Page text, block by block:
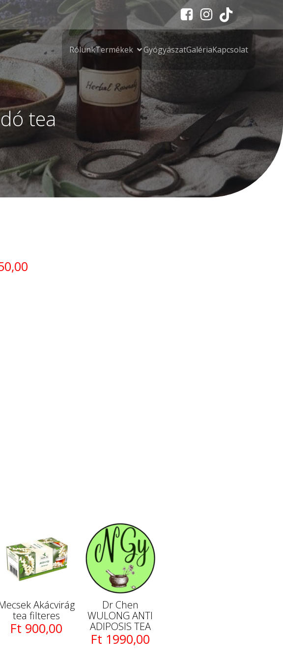
RólunkTermékek GyógyászatGalériaKapcsolat
tea
Akácvirág
tea filteres
Ft 900,00
Dr Chen
WULONG ANTI
ADIPOSIS TEA
Ft 1990,00